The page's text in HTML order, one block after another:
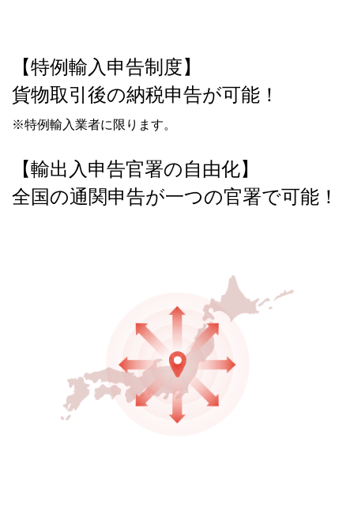
【特例輸入申告制度】
貨物取引後の納税申告が可能！
※特例輸入業者に限ります。
【輸出入申告官署の自由化】
全国の通関申告が一つの官署で可能！